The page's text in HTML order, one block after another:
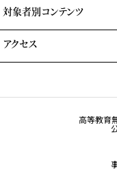
よくある質問
対象者別コンテンツ
大学生・社会人の方へ
観光業界 進学ガイドブック
アクセス
高等教育